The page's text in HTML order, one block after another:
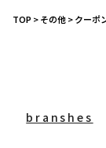
TOP>その他>クーポ
branshes